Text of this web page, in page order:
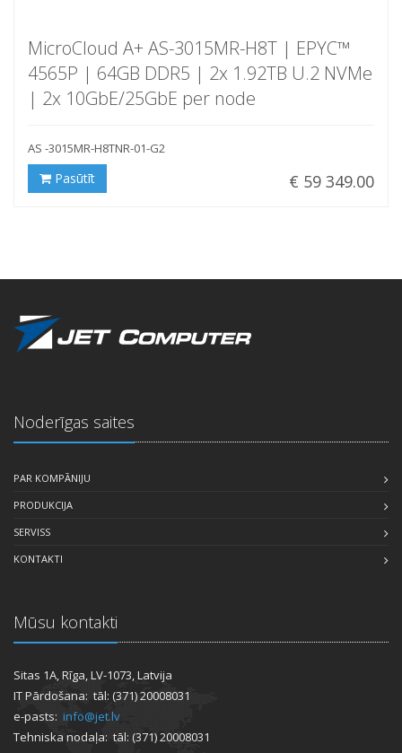
MicroCloud A+ AS-3015MR-H8T | EPYC™
4565P | 64GB DDR5 | 2x 1.92TB U.2 NVMe
| 2x 10GbE/25GbE per node
AS -3015MR-H8TNR-01-G2
€ 59 349.00
Pasūtīt
Noderīgas saites
PAR KOMPĀNIJU
PRODUKCIJA
SERVISS
KONTAKTI
Mūsu kontakti
Sitas 1A, Rīga, LV-1073, Latvija
IT Pārdošana: tāl: (371) 20008031
e-pasts: info@jet.lv
Tehniska nodaļa: tāl: (371) 20008031